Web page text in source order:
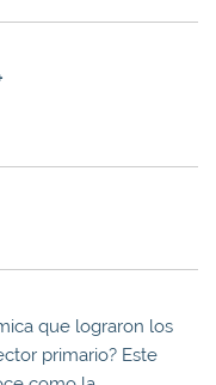
que lograron los
primario? Este